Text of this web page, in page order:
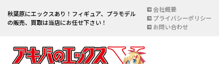
秋葉原にエックスあり！フィギュア、プラモデル
の販売、買取は当店にお任せ下さい！
会社概要
プライバシーポリシー
お問い合わせ